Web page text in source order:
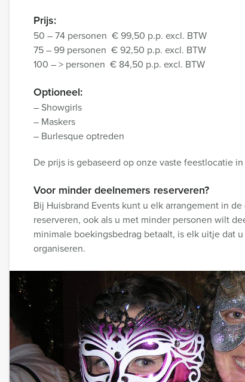
Prijs:
50 – 74 personen € 99,50 p.p. excl. BTW
75 – 99 personen € 92,50 p.p. excl. BTW
100 – > personen € 84,50 p.p. excl. BTW
Optioneel:
– Showgirls
– Maskers
– Burlesque optreden
De prijs is gebaseerd op onze vaste feestlocatie
Voor minder deelnemers reserveren?
Bij Huisbrand Events kunt u elk arrangement in
reserveren, ook als u met minder personen wilt
minimale boekingsbedrag betaalt, is elk uitje dat
organiseren.